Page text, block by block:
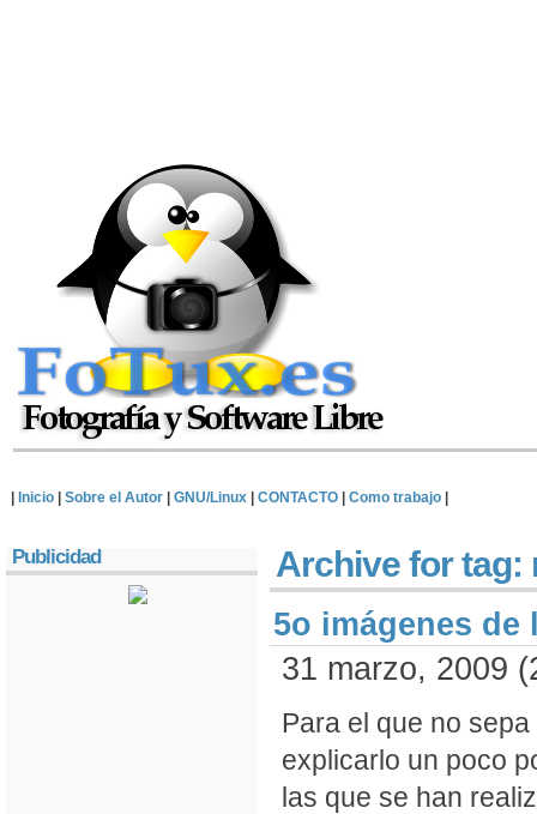
Inicio Sobre el Autor GNU/Linux CONTACTO Como trabajo
Archive for tag:
5o imágenes
31 marzo, 2009
Para el que no
explicarlo un poco
las que se han
Publicidad